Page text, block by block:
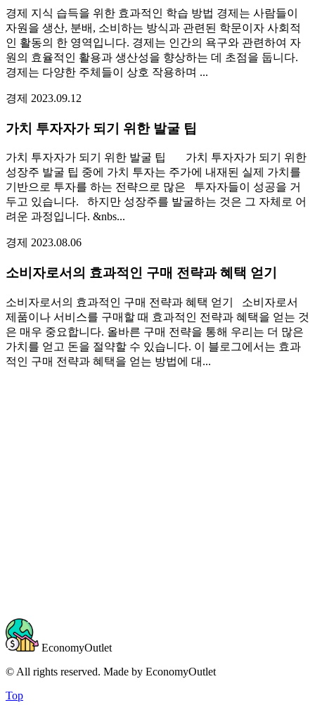
경제 지식 습득을 위한 효과적인 학습 방법 경제는 사람들이
자원을 생산, 분배, 소비하는 방식과 관련된 학문이자 사회적
인 활동의 한 영역입니다. 경제는 인간의 욕구와 관련하여 자
원의 효율적인 활용과 생산성을 향상하는 데 초점을 둡니다.
경제는 다양한 주체들이 상호 작용하며 ...
경제 2023.09.12
가치 투자자가 되기 위한 발굴 팁
가치 투자자가 되기 위한 발굴 팁 가치 투자자가 되기 위한
성장주 발굴 팁 중에 가치 투자는 주가에 내재된 실제 가치를
기반으로 투자를 하는 전략으로 많은 투자자들이 성공을 거
두고 있습니다. 하지만 성장주를 발굴하는 것은 그 자체로 어
려운 과정입니다. &nbs...
경제 2023.08.06
소비자로서의 효과적인 구매 전략과 혜택 얻기
소비자로서의 효과적인 구매 전략과 혜택 얻기 소비자로서
제품이나 서비스를 구매할 때 효과적인 전략과 혜택을 얻는 것
은 매우 중요합니다. 올바른 구매 전략을 통해 우리는 더 많은
가치를 얻고 돈을 절약할 수 있습니다. 이 블로그에서는 효과
적인 구매 전략과 혜택을 얻는 방법에 대...
EconomyOutlet
© All rights reserved. Made by EconomyOutlet
Top